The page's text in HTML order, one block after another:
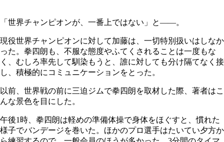
「世界チャンピオンが、一番上ではない」と――。
現役世界チャンピオンに対して加藤は、一切特別扱いはしなか
った。拳四朗も、不服な態度やふてくされることは一度もな
く、むしろ率先して馴染もうと、誰に対しても分け隔てなく接
し、積極的にコミュニケーションをとった。
以前、世界戦の前に三迫ジムで拳四朗を取材した際、著者はこ
んな景色を目にした。
午後1時、拳四朗は軽めの準備体操で身体をほぐすと、慣れた
様子でバンデージを巻いた。ほかのプロ選手はたいてい夕方か